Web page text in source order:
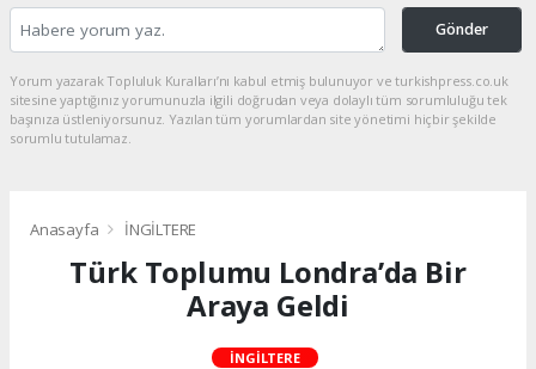
Gönder
Yorum yazarak Topluluk Kuralları’nı kabul etmiş bulunuyor ve turkishpress.co.uk
sitesine yaptığınız yorumunuzla ilgili doğrudan veya dolaylı tüm sorumluluğu tek
başınıza üstleniyorsunuz. Yazılan tüm yorumlardan site yönetimi hiçbir şekilde
sorumlu tutulamaz.
Anasayfa İNGİLTERE
Türk Toplumu Londra’da Bir
Araya Geldi
İNGİLTERE